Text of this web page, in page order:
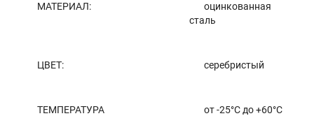
МАТЕРИАЛ:
оцинкованная
сталь
ЦВЕТ: серебристый
ТЕМПЕРАТУРА
от -25°С до +60°С